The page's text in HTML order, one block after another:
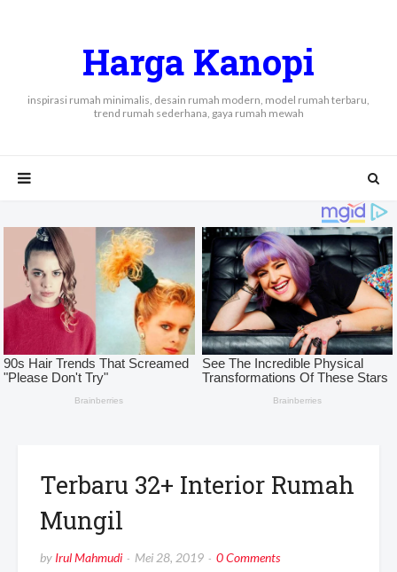
Harga Kanopi
inspirasi rumah minimalis, desain rumah modern, model rumah terbaru,
trend rumah sederhana, gaya rumah mewah
Terbaru 32+ Interior Rumah
Mungil
by Irul Mahmudi Mei 28, 2019 0 Comments